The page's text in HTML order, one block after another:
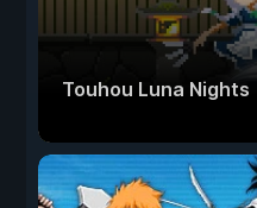
Touhou Luna Nights